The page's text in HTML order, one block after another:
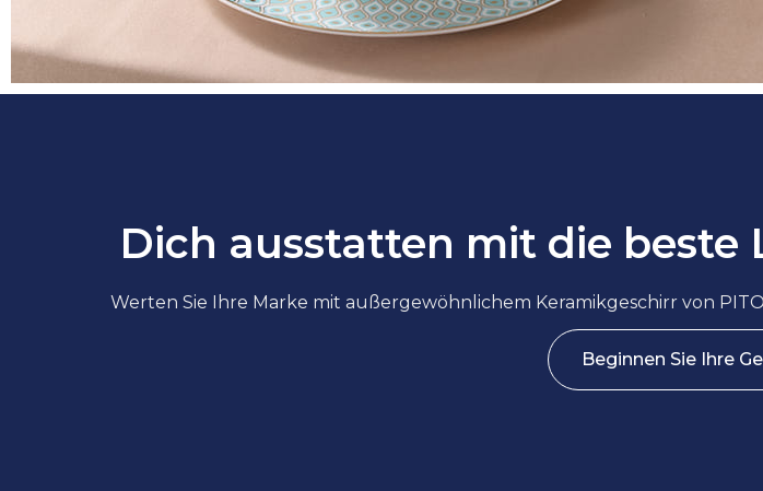
Dich ausstatten mit die beste
Werten Sie Ihre Marke mit außergewöhnlichem Keramikgeschirr von
Beginnen Sie Ihre